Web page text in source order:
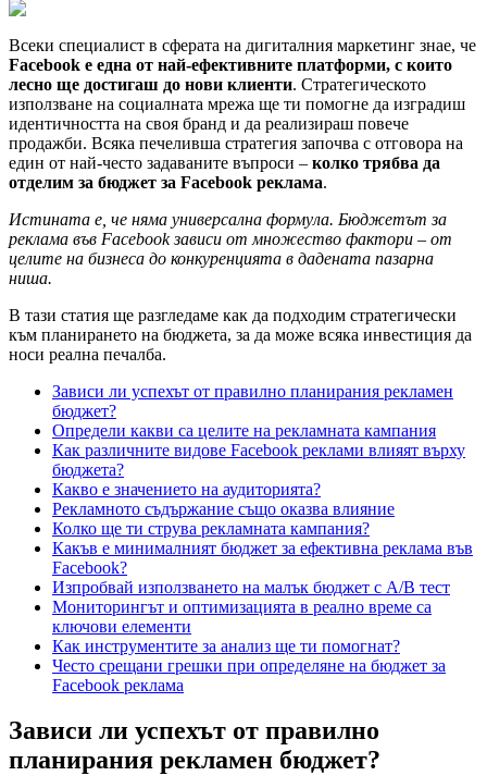
Всеки специалист в сферата на дигиталния маркетинг знае, че
Facebook е една от най-ефективните платформи, с които
лесно ще достигаш до нови клиенти. Стратегическото
използване на социалната мрежа ще ти помогне да изградиш
идентичността на своя бранд и да реализираш повече
продажби. Всяка печеливша стратегия започва с отговора на
един от най-често задаваните въпроси – колко трябва да
отделим за бюджет за Facebook реклама.
Истината е, че няма универсална формула. Бюджетът за
реклама във Facebook зависи от множество фактори – от
целите на бизнеса до конкуренцията в дадената пазарна
ниша.
В тази статия ще разгледаме как да подходим стратегически
към планирането на бюджета, за да може всяка инвестиция да
носи реална печалба.
Зависи ли успехът от правилно планирания рекламен
бюджет?
Определи какви са целите на рекламната кампания
Как различните видове Facebook реклами влияят върху
бюджета?
Какво е значението на аудиторията?
Рекламното съдържание също оказва влияние
Колко ще ти струва рекламната кампания?
Какъв е минималният бюджет за ефективна реклама във
Facebook?
Изпробвай използването на малък бюджет с А/В тест
Мониторингът и оптимизацията в реално време са
ключови елементи
Как инструментите за анализ ще ти помогнат?
Често срещани грешки при определяне на бюджет за
Facebook реклама
Зависи ли успехът от правилно
планирания рекламен бюджет?